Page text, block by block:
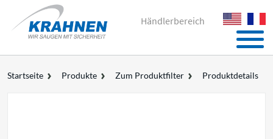
Händlerbereich
Startseite Produkte Zum Produktfilter Produktdetails